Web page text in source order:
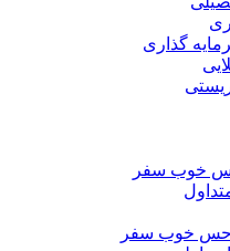
گذاری
خوب سفر
حس خوب سفر